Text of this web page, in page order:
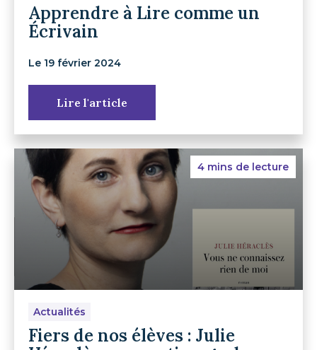
Apprendre à Lire comme un
Écrivain
Le 19 février 2024
Lire l'article
4 mins de lecture
Actualités
Fiers de nos élèves : Julie